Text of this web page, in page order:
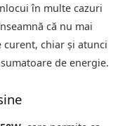
în multe cazuri
că nu mai
chiar și atunci
de energie.